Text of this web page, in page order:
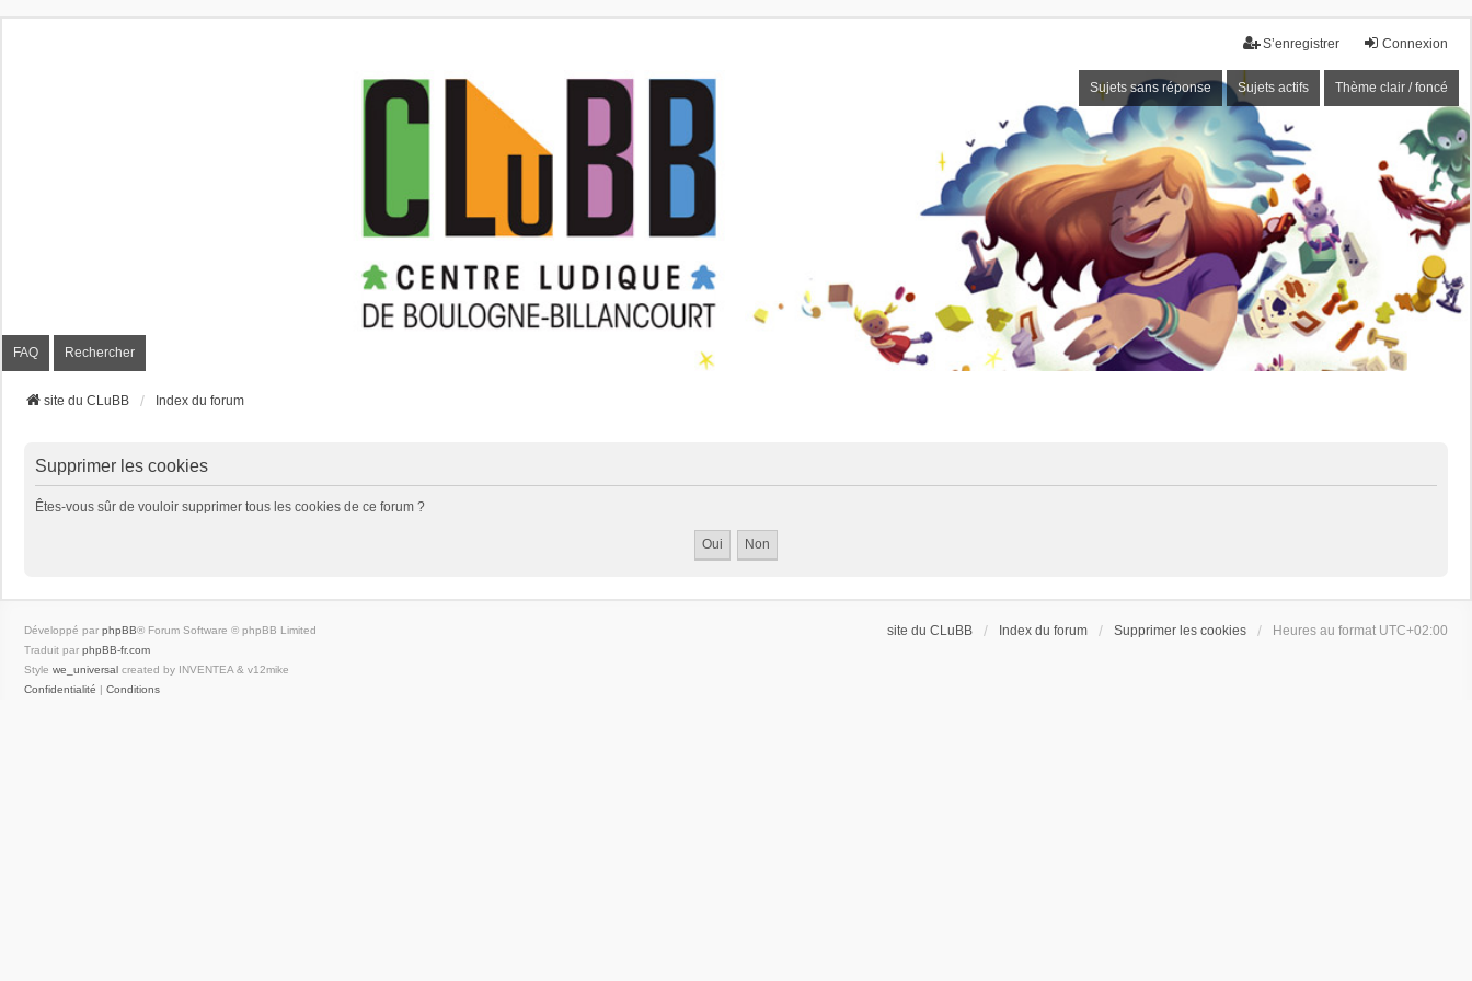
Connexion
S’enregistrer
Sujets sans réponse Sujets actifs Thème clair / foncé
FAQ Rechercher
site du CLuBB Index du forum
Supprimer les cookies
Êtes-vous sûr de vouloir supprimer tous les cookies de ce forum ?
site du CLuBB Index du forum Supprimer les cookies Heures au format UTC+02:00
Développé par phpBB® Forum Software © phpBB Limited
Traduit par phpBB-fr.com
Style we_universal created by INVENTEA & v12mike
Confidentialité | Conditions